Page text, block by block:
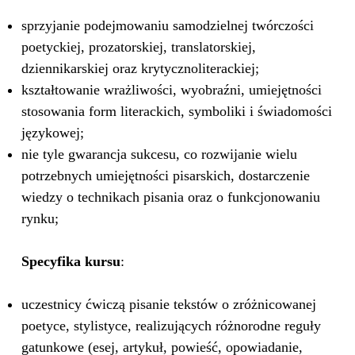
sprzyjanie podejmowaniu samodzielnej twórczości
poetyckiej, prozatorskiej, translatorskiej,
dziennikarskiej oraz krytycznoliterackiej;
kształtowanie wrażliwości, wyobraźni, umiejętności
stosowania form literackich, symboliki i świadomości
językowej;
nie tyle gwarancja sukcesu, co rozwijanie wielu
potrzebnych umiejętności pisarskich, dostarczenie
wiedzy o technikach pisania oraz o funkcjonowaniu
rynku;
Specyfika kursu:
uczestnicy ćwiczą pisanie tekstów o zróżnicowanej
poetyce, stylistyce, realizujących różnorodne reguły
gatunkowe (esej, artykuł, powieść, opowiadanie,